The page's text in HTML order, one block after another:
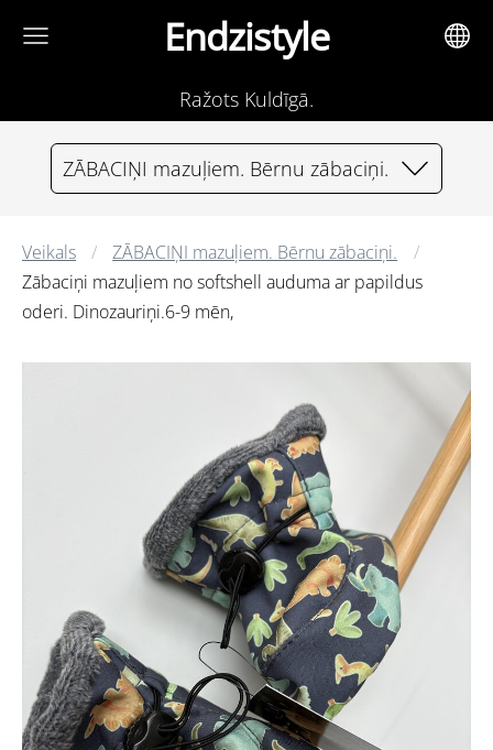
Endzistyle
Ražots Kuldīgā.
ZĀBACIŅI mazuļiem. Bērnu zābaciņi.
Veikals
ZĀBACIŅI mazuļiem. Bērnu zābaciņi.
Zābaciņi mazuļiem no softshell auduma ar papildus
oderi. Dinozauriņi.6-9 mēn,